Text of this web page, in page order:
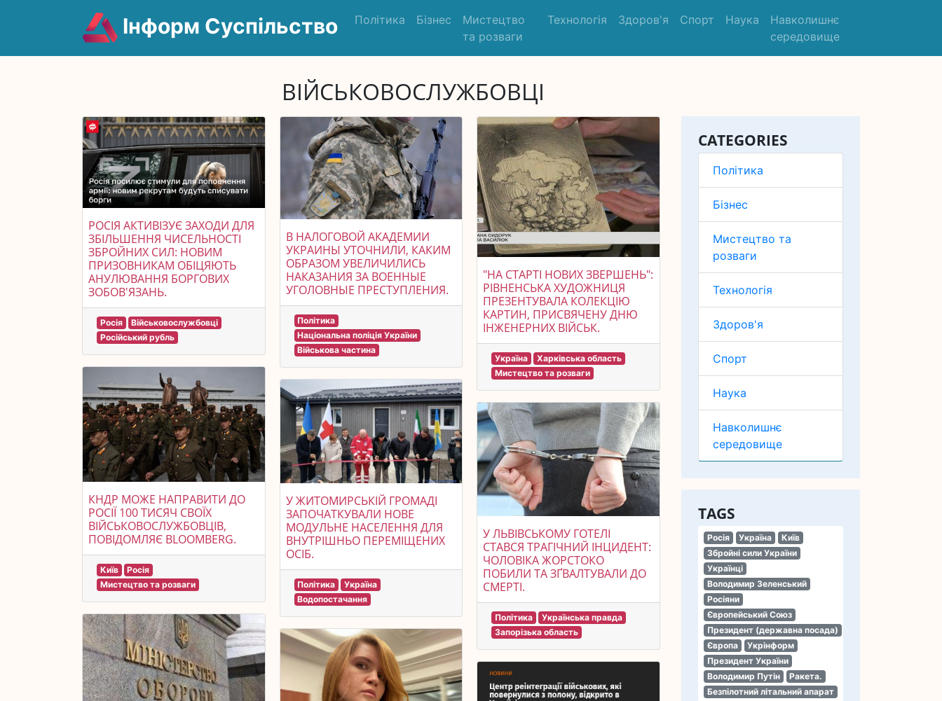
Інформ Суспільство Політика Бізнес
Мистецтво
та розваги
Технологія Здоров'я Спорт Наука
Навколишнє
середовище
ВІЙСЬКОВОСЛУЖБОВЦІ
CATEGORIES
Політика
Бізнес
Мистецтво та
розваги
Технологія
Здоров'я
Спорт
Наука
Навколишнє
середовище
TAGS
Росія Україна
Київ
Збройні сили України
Українці
Володимир Зеленський
Росіяни
Європейський Союз
Президент (державна посада)
Європа
Укрінформ
Президент України
Володимир Путін
Ракета.
Безпілотний літальний апарат
РОСІЯ АКТИВІЗУЄ ЗАХОДИ ДЛЯ
ЗБІЛЬШЕННЯ ЧИСЕЛЬНОСТІ
ЗБРОЙНИХ СИЛ: НОВИМ
ПРИЗОВНИКАМ ОБІЦЯЮТЬ
АНУЛЮВАННЯ БОРГОВИХ
ЗОБОВ'ЯЗАНЬ.
Росія
Військовослужбовці
Російський рубль
КНДР МОЖЕ НАПРАВИТИ ДО
РОСІЇ 100 ТИСЯЧ СВОЇХ
ВІЙСЬКОВОСЛУЖБОВЦІВ,
ПОВІДОМЛЯЄ BLOOMBERG.
Київ
Росія
Мистецтво та розваги
В НАЛОГОВОЙ АКАДЕМИИ
УКРАИНЫ УТОЧНИЛИ, КАКИМ
ОБРАЗОМ УВЕЛИЧИЛИСЬ
НАКАЗАНИЯ ЗА ВОЕННЫЕ
УГОЛОВНЫЕ ПРЕСТУПЛЕНИЯ.
Політика
Національна поліція України
Військова частина
У ЖИТОМИРСЬКІЙ ГРОМАДІ
ЗАПОЧАТКУВАЛИ НОВЕ
МОДУЛЬНЕ НАСЕЛЕННЯ ДЛЯ
ВНУТРІШНЬО ПЕРЕМІЩЕНИХ
ОСІБ.
Політика
Україна
Водопостачання
"НА СТАРТІ НОВИХ ЗВЕРШЕНЬ":
РІВНЕНСЬКА ХУДОЖНИЦЯ
ПРЕЗЕНТУВАЛА КОЛЕКЦІЮ
КАРТИН, ПРИСВЯЧЕНУ ДНЮ
ІНЖЕНЕРНИХ ВІЙСЬК.
Україна
Харківська область
Мистецтво та розваги
У ЛЬВІВСЬКОМУ ГОТЕЛІ
СТАВСЯ ТРАГІЧНИЙ ІНЦИДЕНТ:
ЧОЛОВІКА ЖОРСТОКО
ПОБИЛИ ТА ЗҐВАЛТУВАЛИ ДО
СМЕРТІ.
Політика
Українська правда
Запорізька область